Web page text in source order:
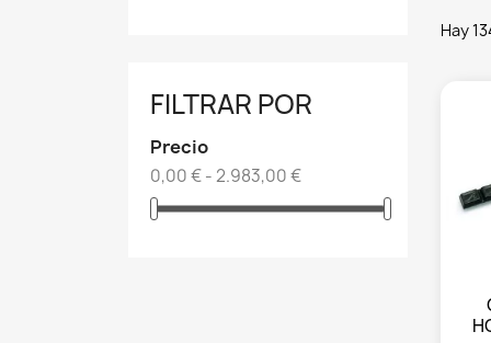
FILTRAR POR
Precio
0,00 € - 2.983,00 €
Hay